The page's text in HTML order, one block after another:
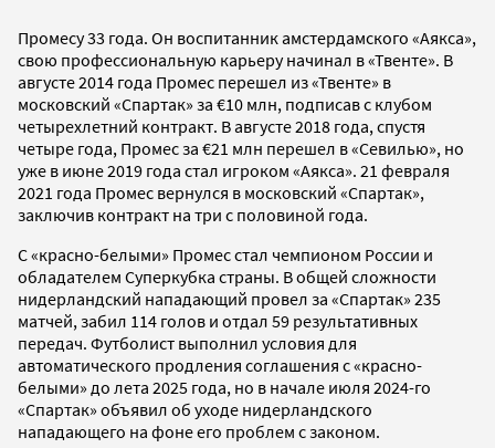
Промесу 33 года. Он воспитанник амстердамского «Аякса»,
свою профессиональную карьеру начинал в «Твенте». В
августе 2014 года Промес перешел из «Твенте» в
московский «Спартак» за €10 млн, подписав с клубом
четырехлетний контракт. В августе 2018 года, спустя
четыре года, Промес за €21 млн перешел в «Севилью», но
уже в июне 2019 года стал игроком «Аякса». 21 февраля
2021 года Промес вернулся в московский «Спартак»,
заключив контракт на три с половиной года.
С «красно-белыми» Промес стал чемпионом России и
обладателем Суперкубка страны. В общей сложности
нидерландский нападающий провел за «Спартак» 235
матчей, забил 114 голов и отдал 59 результативных
передач. Футболист выполнил условия для
автоматического продления соглашения с «красно-
белыми» до лета 2025 года, но в начале июля 2024-го
«Спартак» объявил об уходе нидерландского
нападающего на фоне его проблем с законом.